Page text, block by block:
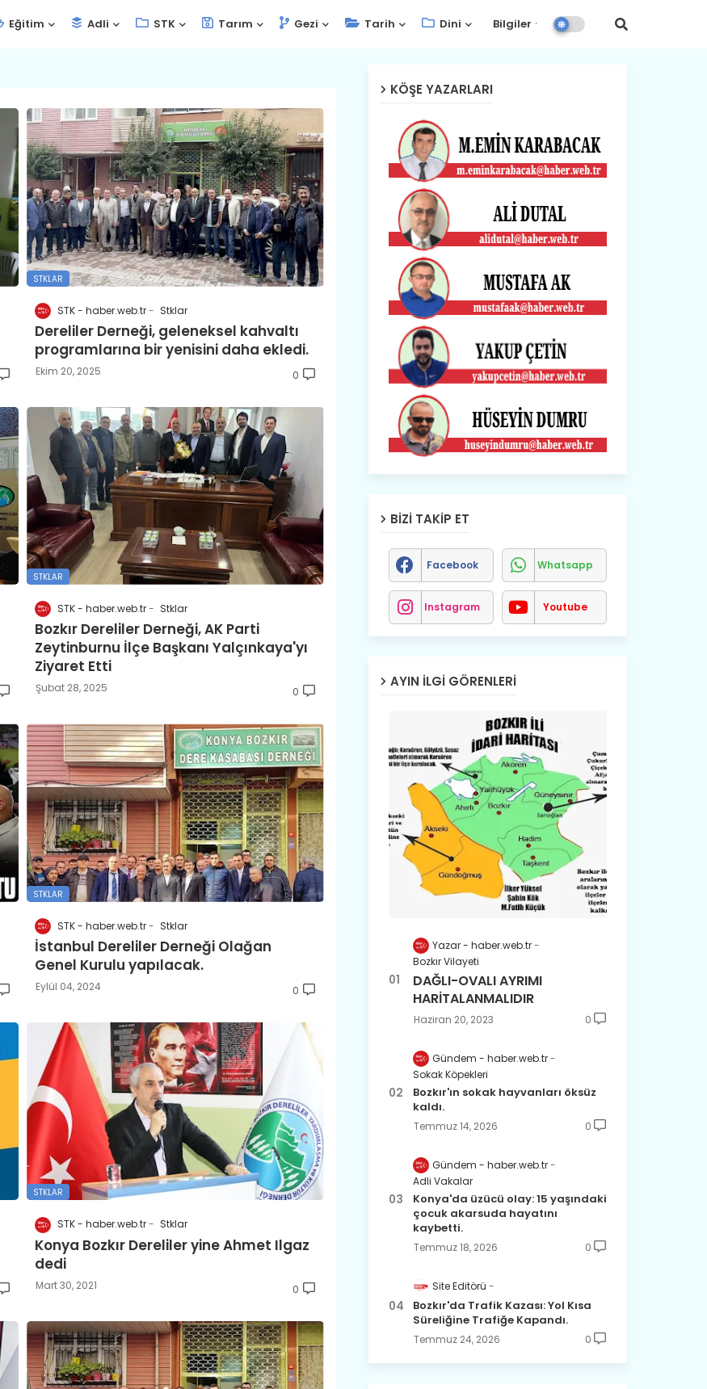
Eğitim Adli STK Tarım Gezi Tarih Dini Bilgiler
STKLAR
STK - haber.web.tr Stklar
Dereliler Derneği, geleneksel kahvaltı
programlarına bir yenisini daha ekledi.
Ekim 20, 2025 0
STKLAR
STK - haber.web.tr Stklar
Bozkır Dereliler Derneği, AK Parti
Zeytinburnu İlçe Başkanı Yalçınkaya'yı
Ziyaret Etti
Şubat 28, 2025 0
STKLAR
STK - haber.web.tr Stklar
İstanbul Dereliler Derneği Olağan
Genel Kurulu yapılacak.
Eylül 04, 2024 0
STKLAR
STK - haber.web.tr Stklar
Konya Bozkır Dereliler yine Ahmet Ilgaz
dedi
Mart 30, 2021 0
KÖŞE YAZARLARI
BIZI TAKIP ET
Facebook Whatsapp
Instagram Youtube
AYIN İLGI GÖRENLERI
Yazar - haber.web.tr
Bozkır Vilayeti
DAĞLI-OVALI AYRIMI
HARİTALANMALIDIR
Haziran 20, 2023 0
Gündem - haber.web.tr
Sokak Köpekleri
Bozkır'ın sokak hayvanları öksüz
kaldı.
Temmuz 14, 2026 0
Gündem - haber.web.tr
Adli Vakalar
Konya'da üzücü olay: 15 yaşındaki
çocuk akarsuda hayatını
kaybetti.
Temmuz 18, 2026 0
Site Editörü
Bozkır'da Trafik Kazası: Yol Kısa
Süreliğine Trafiğe Kapandı.
Temmuz 24, 2026 0